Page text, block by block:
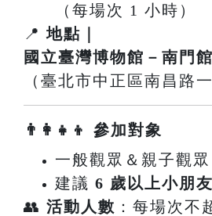
（每場次 1 小時）
📍地點｜
國立臺灣博物館－南門館
（臺北市中正區南昌路
👨‍👩‍👧‍👦 參加對象
一般觀眾＆親子觀眾
建議 6 歲以上小朋友
👥 活動人數 ：每場次不